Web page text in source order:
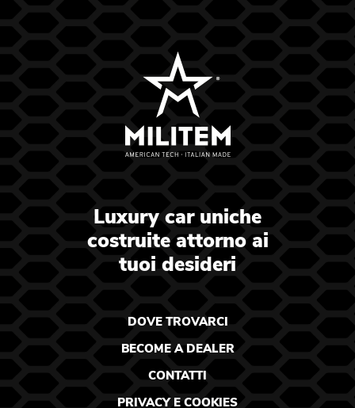
Luxury car uniche
costruite attorno ai
tuoi desideri
DOVE TROVARCI
BECOME A DEALER
CONTATTI
PRIVACYE COOKIES